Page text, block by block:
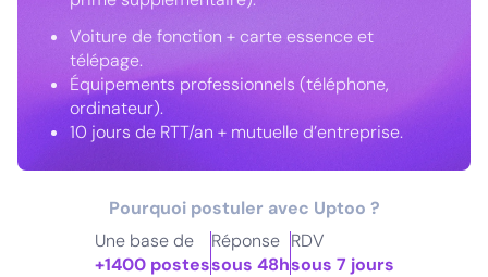
Voiture de fonction + carte essence et
télépage.
Équipements professionnels (téléphone,
ordinateur).
10 jours de RTT/an + mutuelle d’entreprise.
Pourquoi postuler avec Uptoo ?
Une base de
+1400 postes
Réponse
sous 48h
RDV
sous 7 jours